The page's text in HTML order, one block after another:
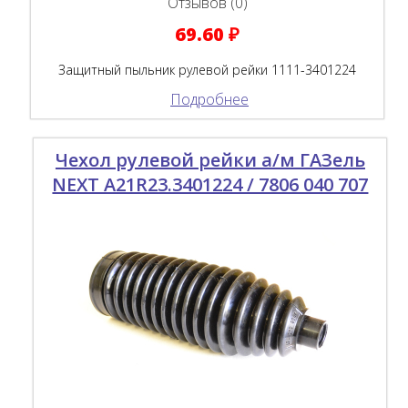
69.60 ₽
Защитный пыльник рулевой рейки 1111-3401224
Подробнее
Чехол рулевой рейки а/м ГАЗель
NEXT A21R23.3401224 / 7806 040 707